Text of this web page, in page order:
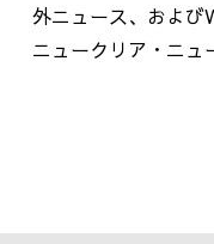
外ニュース、および
ニュークリア・ニュ